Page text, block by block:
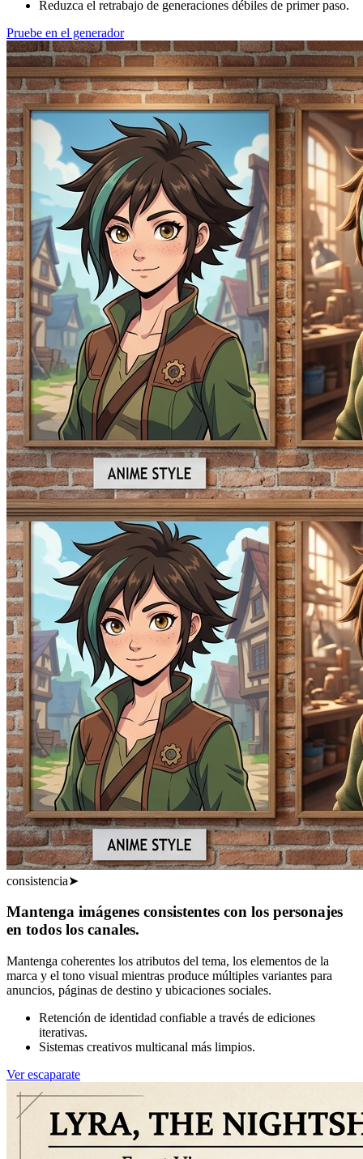
Reduzca el retrabajo de generaciones débiles de primer paso.
Pruebe en el generador
consistencia➤
Mantenga imágenes consistentes con los personajes
en todos los canales.
Mantenga coherentes los atributos del tema, los elementos de la
marca y el tono visual mientras produce múltiples variantes para
anuncios, páginas de destino y ubicaciones sociales.
Retención de identidad confiable a través de ediciones
iterativas.
Sistemas creativos multicanal más limpios.
Ver escaparate